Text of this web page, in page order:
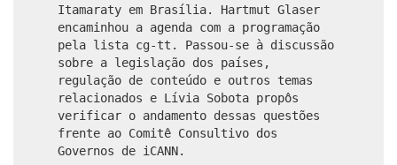
Itamaraty em Brasília. Hartmut Glaser
encaminhou a agenda com a programação
pela lista cg-tt. Passou-se à discussão
sobre a legislação dos países,
regulação de conteúdo e outros temas
relacionados e Lívia Sobota propôs
verificar o andamento dessas questões
frente ao Comitê Consultivo dos
Governos de iCANN.